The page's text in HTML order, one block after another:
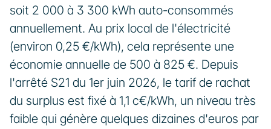
soit 2 000 à 3 300 kWh auto-consommés
annuellement. Au prix local de l'électricité
(environ 0,25 €/kWh), cela représente une
économie annuelle de 500 à 825 €. Depuis
l'arrêté S21 du 1er juin 2026, le tarif de rachat
du surplus est fixé à 1,1 c€/kWh, un niveau très
faible qui génère quelques dizaines d'euros par